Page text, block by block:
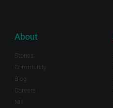
About
Stories
Community
Blog
Careers
NIT